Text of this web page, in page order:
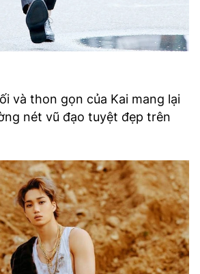
và thon gọn của Kai mang lại
nét vũ đạo tuyệt đẹp trên